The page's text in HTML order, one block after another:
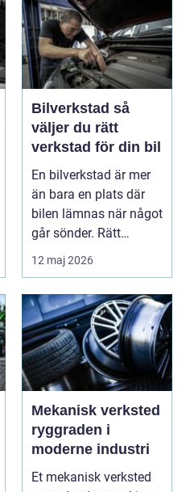
Bilverkstad så
väljer du rätt
verkstad för din bil
En bilverkstad är mer
än bara en plats där
bilen lämnas när något
går sönder. Rätt
verkstad blir en ...
12 maj 2026
Mekanisk verksted
ryggraden i
moderne industri
Et mekanisk verksted